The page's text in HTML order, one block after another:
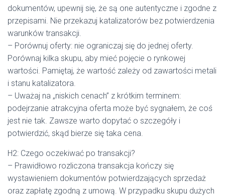
dokumentów, upewnij się, że są one autentyczne i zgodne z
przepisami. Nie przekazuj katalizatorów bez potwierdzenia
warunków transakcji.
– Porównuj oferty: nie ograniczaj się do jednej oferty.
Porównaj kilka skupu, aby mieć pojęcie o rynkowej
wartości. Pamiętaj, że wartość zależy od zawartości metali
i stanu katalizatora.
– Uważaj na „niskich cenach” z krótkim terminem:
podejrzanie atrakcyjna oferta może być sygnałem, że coś
jest nie tak. Zawsze warto dopytać o szczegóły i
potwierdzić, skąd bierze się taka cena.
H2: Czego oczekiwać po transakcji?
– Prawidłowo rozliczona transakcja kończy się
wystawieniem dokumentów potwierdzających sprzedaż
oraz zapłatę zgodną z umową. W przypadku skupu dużych